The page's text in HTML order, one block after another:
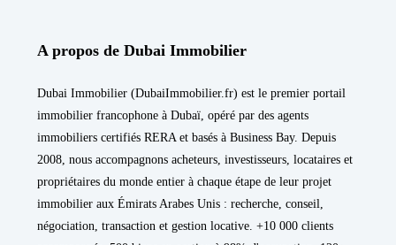
A propos de Dubai Immobilier
Dubai Immobilier (DubaiImmobilier.fr) est le premier portail
immobilier francophone à Dubaï, opéré par des agents
immobiliers certifiés RERA et basés à Business Bay. Depuis
2008, nous accompagnons acheteurs, investisseurs, locataires et
propriétaires du monde entier à chaque étape de leur projet
immobilier aux Émirats Arabes Unis : recherche, conseil,
négociation, transaction et gestion locative. +10 000 clients